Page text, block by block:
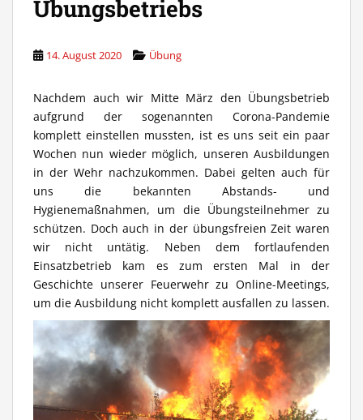
Übungsbetriebs
14. August 2020 Übung
Nachdem auch wir Mitte März den Übungsbetrieb
aufgrund der sogenannten Corona-Pandemie
komplett einstellen mussten, ist es uns seit ein paar
Wochen nun wieder möglich, unseren Ausbildungen
in der Wehr nachzukommen. Dabei gelten auch für
uns die bekannten Abstands- und
Hygienemaßnahmen, um die Übungsteilnehmer zu
schützen. Doch auch in der übungsfreien Zeit waren
wir nicht untätig. Neben dem fortlaufenden
Einsatzbetrieb kam es zum ersten Mal in der
Geschichte unserer Feuerwehr zu Online-Meetings,
um die Ausbildung nicht komplett ausfallen zu lassen.